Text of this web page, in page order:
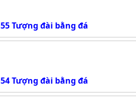
Tượng đài bằng đá
Tượng đài bằng đá